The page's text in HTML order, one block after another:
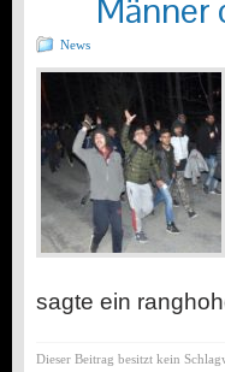
Männer
News
sagte ein
Dieser Beitrag besitzt kein